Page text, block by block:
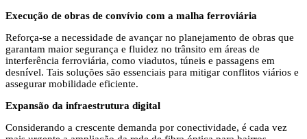
Execução de obras de convívio com a malha ferroviária
Reforça-se a necessidade de avançar no planejamento de obras que
garantam maior segurança e fluidez no trânsito em áreas de
interferência ferroviária, como viadutos, túneis e passagens em
desnível. Tais soluções são essenciais para mitigar conflitos viários e
assegurar mobilidade eficiente.
Expansão da infraestrutura digital
Considerando a crescente demanda por conectividade, é cada vez